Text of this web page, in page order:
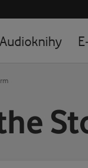
Audioknihy